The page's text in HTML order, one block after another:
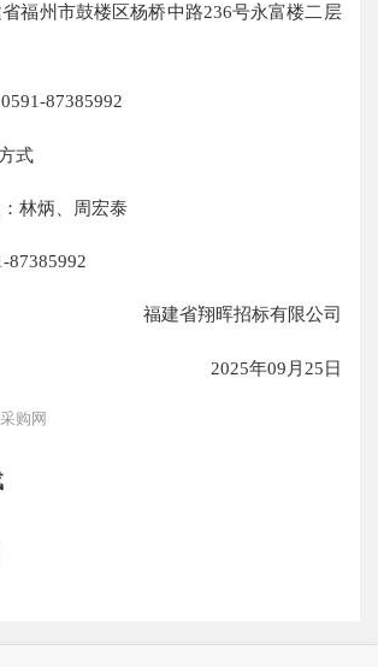
州市鼓楼区杨桥中路236号永富楼二层
87385992
式
林炳、周宏泰
福建省翔晖招标有限公司
2025年09月25日
购网